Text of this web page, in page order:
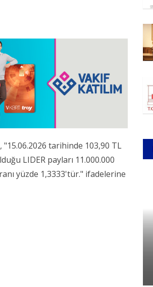
"15.06.2026 tarihinde 103,90 TL
LIDER payları 11.000.000
yüzde 1,3333'tür." ifadelerine